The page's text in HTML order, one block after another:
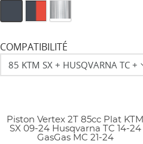
COMPATIBILITÉ
Piston Vertex 2T 85cc Plat KTM
SX 09-24 Husqvarna TC 14-24
GasGas MC 21-24